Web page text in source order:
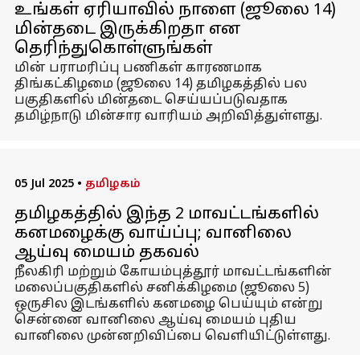
உங்கள் ஏரியாவில் நாளை (ஜூலை 14)
மின்தடை இருக்கிறதா என
தெரிந்துகொள்ளுங்கள்
மின் பராமரிப்பு பணிகள் காரணமாக
திங்கட்கிழமை (ஜூலை 14) தமிழகத்தில் பல
பகுதிகளில் மின்தடை செய்யப்படுவதாக
தமிழ்நாடு மின்சார வாரியம் அறிவித்துள்ளது.
05 Jul 2025 • தமிழகம்
தமிழகத்தில் இந்த 2 மாவட்டங்களில்
கனமழைக்கு வாய்ப்பு; வானிலை
ஆய்வு மையம் தகவல்
நீலகிரி மற்றும் கோயம்புத்தூர் மாவட்டங்களின்
மலைப்பகுதிகளில் சனிக்கிழமை (ஜூலை 5)
ஒருசில இடங்களில் கனமழை பெய்யும் என்று
சென்னை வானிலை ஆய்வு மையம் புதிய
வானிலை முன்னறிவிப்பை வெளியிட்டுள்ளது.